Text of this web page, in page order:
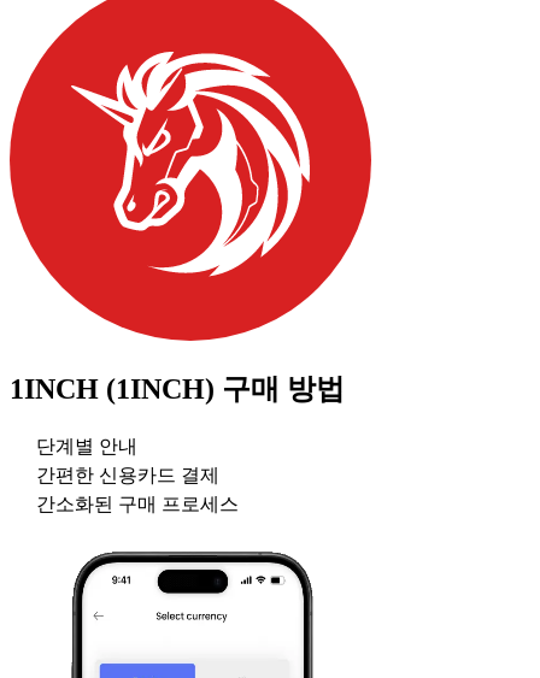
1INCH (1INCH) 구매 방법
단계별 안내
간편한 신용카드 결제
간소화된 구매 프로세스